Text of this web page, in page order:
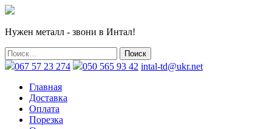
Нужен металл - звони в Интал!
067 57 23 274 050 565 93 42 intal-td@ukr.net
Главная
Доставка
Оплата
Порезка